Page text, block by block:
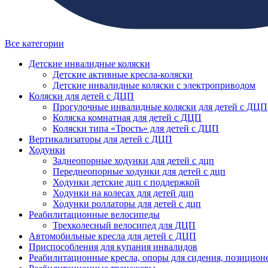
Все категории
Детские инвалидные коляски
Детские активные кресла-коляски
Детские инвалидные коляски с электроприводом
Коляски для детей с ДЦП
Прогулочные инвалидные коляски для детей с ДЦП
Коляска комнатная для детей с ДЦП
Коляски типа «Трость» для детей с ДЦП
Вертикализаторы для детей с ДЦП
Ходунки
Заднеопорные ходунки для детей с дцп
Переднеопорные ходунки для детей с дцп
Ходунки детские дцп с поддержкой
Ходунки на колесах для детей дцп
Ходунки роллаторы для детей с дцп
Реабилитационные велосипеды
Трехколесный велосипед для ДЦП
Автомобильные кресла для детей с ДЦП
Приспособления для купания инвалидов
Реабилитационные кресла, опоры для сидения,